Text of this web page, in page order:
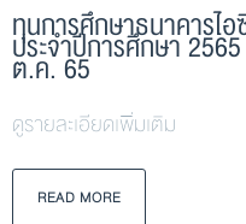
ทุนการศึกษาธนาคารไ
ประจำปีการศึกษา
ต.ค. 65
ดูรายละเอียดเพิ่มเติม
READ MORE